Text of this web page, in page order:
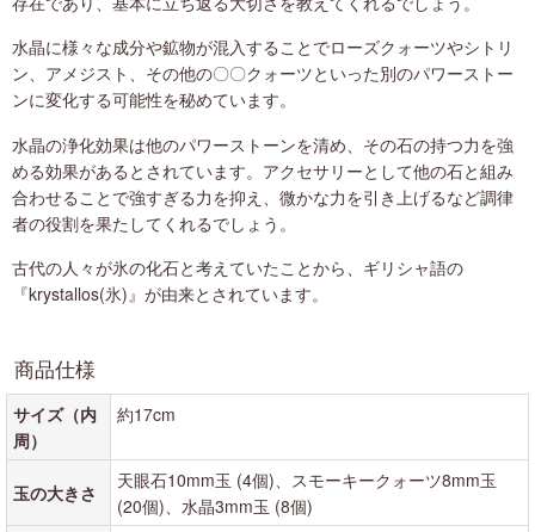
水晶に様々な成分や鉱物が混入することでローズクォーツやシトリ
ン、アメジスト、その他の〇〇クォーツといった別のパワーストー
ンに変化する可能性を秘めています。
水晶の浄化効果は他のパワーストーンを清め、その石の持つ力を強
める効果があるとされています。アクセサリーとして他の石と組み
合わせることで強すぎる力を抑え、微かな力を引き上げるなど調律
者の役割を果たしてくれるでしょう。
古代の人々が氷の化石と考えていたことから、ギリシャ語の
『krystallos(氷)』が由来とされています。
商品仕様
サイズ（内
周）
約17cm
玉の大きさ
天眼石10mm玉 (4個)、スモーキークォーツ8mm玉
(20個)、水晶3mm玉 (8個)